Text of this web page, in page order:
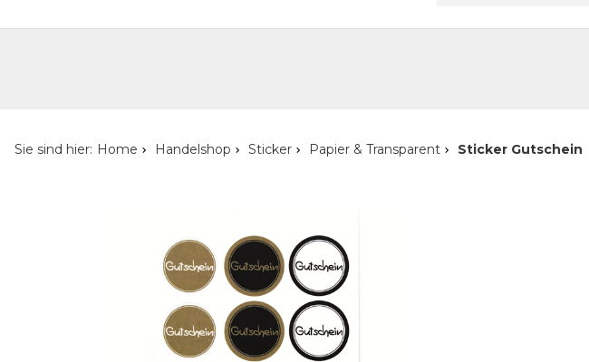
Sie sind hier: Home Handelshop Sticker Papier & Transparent Sticker Gutschein